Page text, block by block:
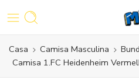
Casa Camisa Masculina
Camisa 1.FC Heidenheim